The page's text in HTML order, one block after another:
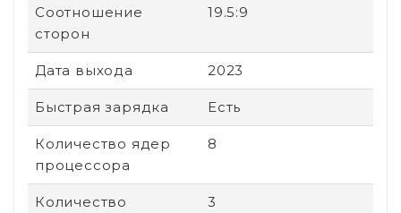
Соотношение
сторон
19.5:9
Дата выхода 2023
Быстрая зарядка Есть
Количество ядер
процессора
8
Количество
3